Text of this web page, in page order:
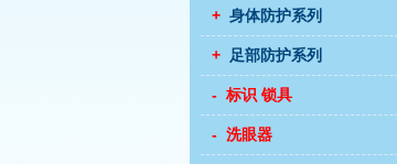
+ 身体防护系列
+ 足部防护系列
- 标识 锁具
- 洗眼器